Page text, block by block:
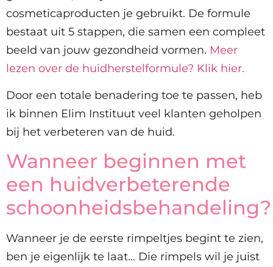
cosmeticaproducten je gebruikt. De formule
bestaat uit 5 stappen, die samen een compleet
beeld van jouw gezondheid vormen. Meer
lezen over de huidherstelformule? Klik hier.
Door een totale benadering toe te passen, heb
ik binnen Elim Instituut veel klanten geholpen
bij het verbeteren van de huid.
Wanneer beginnen met
een huidverbeterende
schoonheidsbehandeling?
Wanneer je de eerste rimpeltjes begint te zien,
ben je eigenlijk te laat… Die rimpels wil je juist